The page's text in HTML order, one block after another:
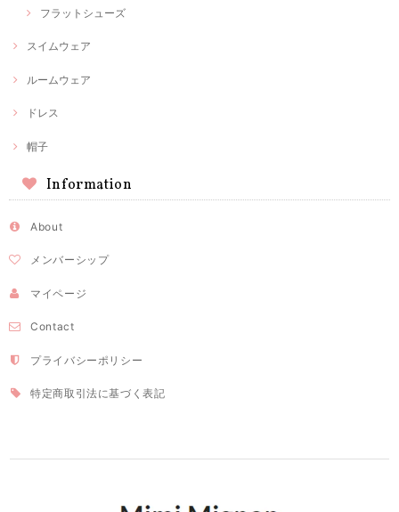
フラットシューズ
スイムウェア
ルームウェア
ドレス
帽子
Information
About
メンバーシップ
マイページ
Contact
プライバシーポリシー
特定商取引法に基づく表記